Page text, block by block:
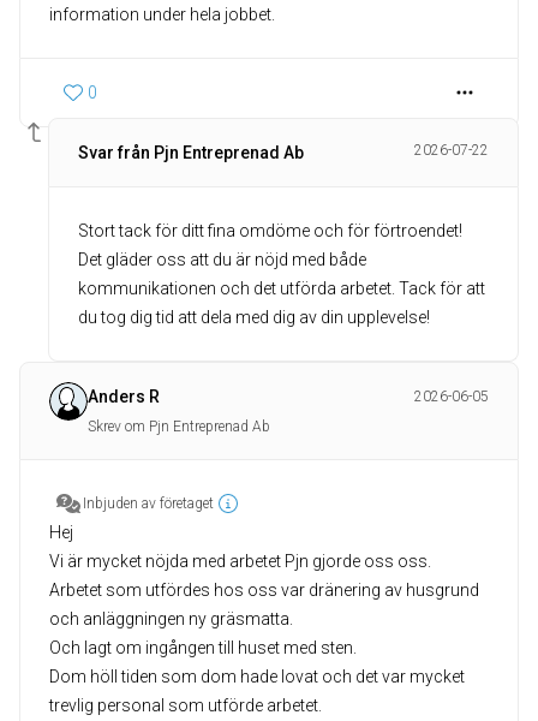
information under hela jobbet.
0
Svar från Pjn Entreprenad Ab 2026-07-22
Stort tack för ditt fina omdöme och för förtroendet!
Det gläder oss att du är nöjd med både
kommunikationen och det utförda arbetet. Tack för att
du tog dig tid att dela med dig av din upplevelse!
Anders R
2026-06-05
Skrev om Pjn Entreprenad Ab
Inbjuden av företaget
Hej
Vi är mycket nöjda med arbetet Pjn gjorde oss oss.
Arbetet som utfördes hos oss var dränering av husgrund
och anläggningen ny gräsmatta.
Och lagt om ingången till huset med sten.
Dom höll tiden som dom hade lovat och det var mycket
trevlig personal som utförde arbetet.